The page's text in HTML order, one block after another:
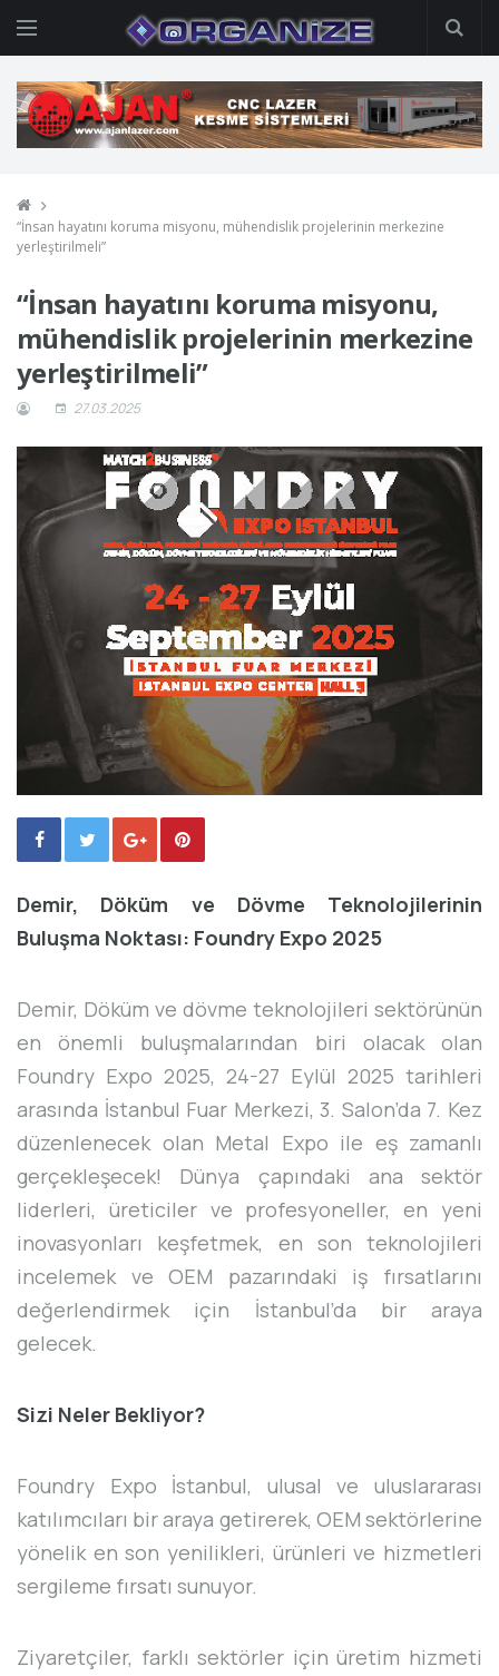
“İnsan hayatını koruma misyonu, mühendislik projelerinin merkezine
yerleştirilmeli”
“İnsan hayatını koruma misyonu,
mühendislik projelerinin merkezine
yerleştirilmeli”
27.03.2025
Demir, Döküm ve Dövme Teknolojilerinin
Buluşma Noktası: Foundry Expo 2025
Demir, Döküm ve dövme teknolojileri sektörünün
en önemli buluşmalarından biri olacak olan
Foundry Expo 2025, 24-27 Eylül 2025 tarihleri
arasında İstanbul Fuar Merkezi, 3. Salon’da 7. Kez
düzenlenecek olan Metal Expo ile eş zamanlı
gerçekleşecek! Dünya çapındaki ana sektör
liderleri, üreticiler ve profesyoneller, en yeni
inovasyonları keşfetmek, en son teknolojileri
incelemek ve OEM pazarındaki iş fırsatlarını
değerlendirmek için İstanbul’da bir araya
gelecek.
Sizi Neler Bekliyor?
Foundry Expo İstanbul, ulusal ve uluslararası
katılımcıları bir araya getirerek, OEM sektörlerine
yönelik en son yenilikleri, ürünleri ve hizmetleri
sergileme fırsatı sunuyor.
Ziyaretçiler, farklı sektörler için üretim hizmeti